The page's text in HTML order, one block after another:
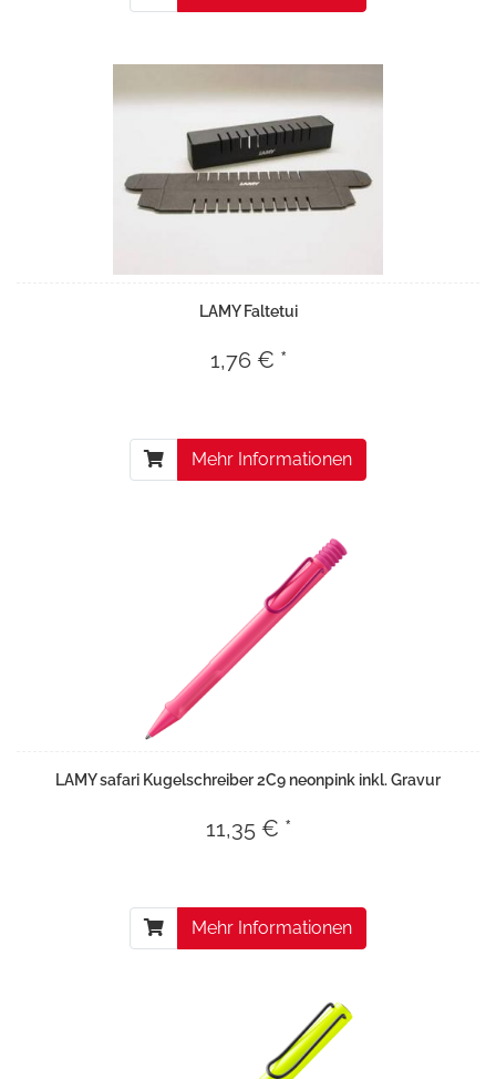
LAMY Faltetui
1,76 € *
Mehr Informationen
LAMY safari Kugelschreiber 2C9 neonpink inkl. Gravur
11,35 € *
Mehr Informationen